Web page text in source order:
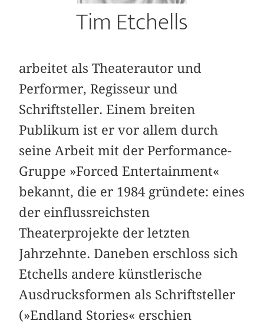
Tim Etchells
arbeitet als Theaterautor und
Performer, Regisseur und
Schriftsteller. Einem breiten
Publikum ist er vor allem durch
seine Arbeit mit der Performance-
Gruppe »Forced Entertainment«
bekannt, die er 1984 gründete: eines
der einflussreichsten
Theaterprojekte der letzten
Jahrzehnte. Daneben erschloss sich
Etchells andere künstlerische
Ausdrucksformen als Schriftsteller
(»Endland Stories« erschien